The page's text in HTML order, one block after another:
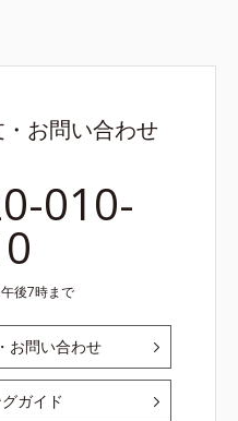
お問い合わせ
010-
後7時まで
お問い合わせ
ガイド